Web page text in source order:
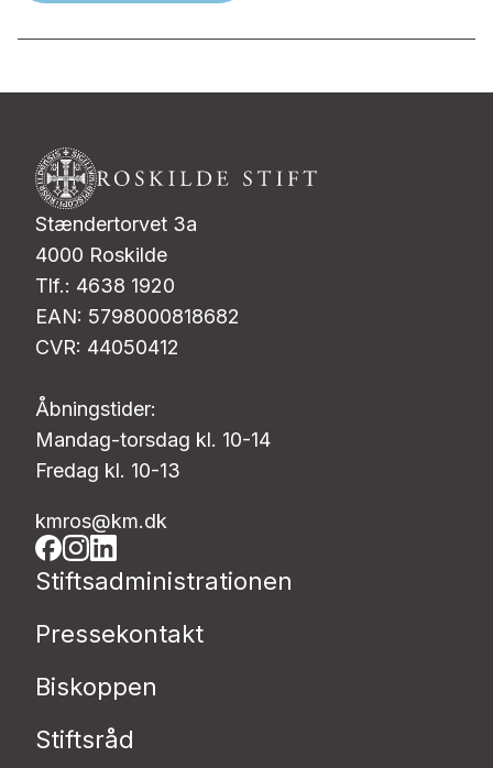
Stændertorvet 3a
4000 Roskilde
Tlf.: 4638 1920
EAN: 5798000818682
CVR: 44050412
Åbningstider:
Mandag-torsdag kl. 10-14
Fredag kl. 10-13
kmros@km.dk
Stiftsadministrationen
Pressekontakt
Biskoppen
Stiftsråd